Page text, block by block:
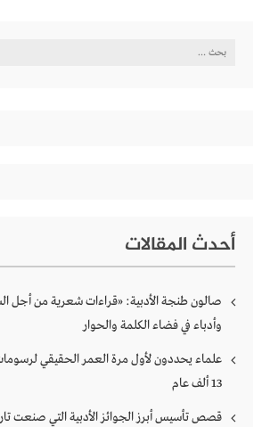
البحث
أحدث المقالات
صالون طنجة الأدبية: «قراءات شعرية من أجل
وأدباء في فضاء الكلمة والحوار
علماء يحددون لأول مرة العمر الحقيقي
13 ألف عام
قصص تأسيس أبرز الجوائز الأدبية التي صنعت